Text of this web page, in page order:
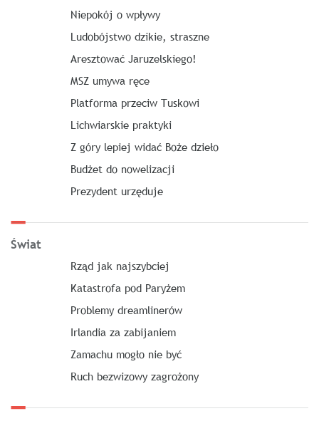
Niepokój o wpływy
Ludobójstwo dzikie, straszne
Aresztować Jaruzelskiego!
MSZ umywa ręce
Platforma przeciw Tuskowi
Lichwiarskie praktyki
Z góry lepiej widać Boże dzieło
Budżet do nowelizacji
Prezydent urzęduje
Świat
Rząd jak najszybciej
Katastrofa pod Paryżem
Problemy dreamlinerów
Irlandia za zabijaniem
Zamachu mogło nie być
Ruch bezwizowy zagrożony